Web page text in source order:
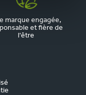
marque engagée,
et fière de
l'être